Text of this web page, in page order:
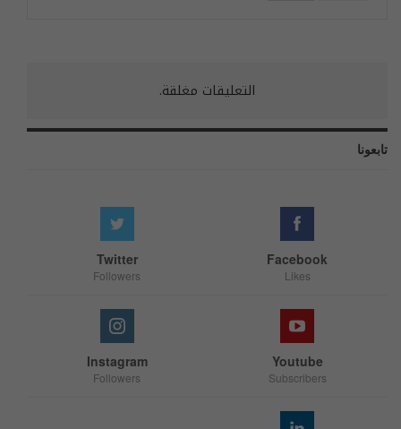
التعليقات مغلقة.
تابعونا
Facebook
Likes
Twitter
Followers
Youtube
Subscribers
Instagram
Followers